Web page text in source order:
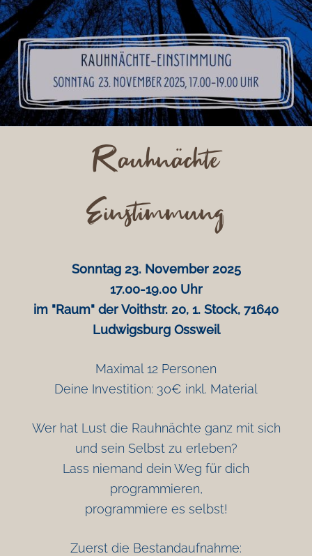
Rauhnächte
Einstimmung
Sonntag 23. November 2025
17.00-19.00 Uhr
im "Raum" der Voithstr. 20, 1. Stock, 71640
Ludwigsburg Ossweil
Maximal 12 Personen
Deine Investition: 30€ inkl. Material
Wer hat Lust die Rauhnächte ganz mit sich
und sein Selbst zu erleben?
Lass niemand dein Weg für dich
programmieren,
programmiere es selbst!
Zuerst die Bestandaufnahme: